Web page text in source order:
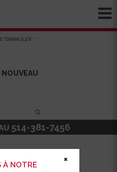
“GRANULES”
NOUVEAU
À NOTRE
✖
514-381-7456